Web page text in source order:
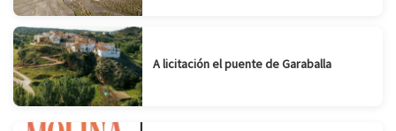
A licitación el puente de Garaballa